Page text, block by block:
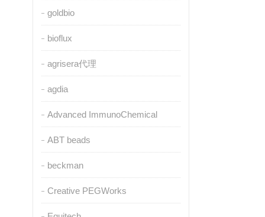
goldbio
bioflux
agrisera代理
agdia
Advanced ImmunoChemical
ABT beads
beckman
Creative PEGWorks